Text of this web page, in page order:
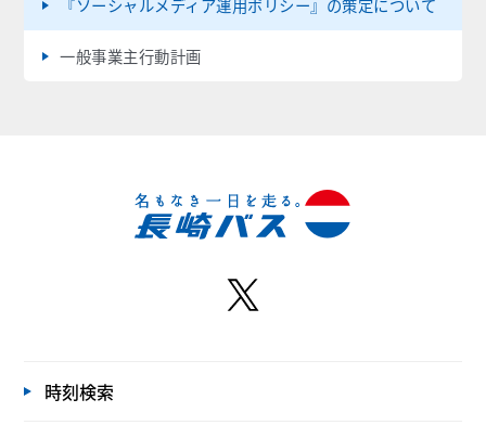
『ソーシャルメディア運用ポリシー』の策定について
一般事業主行動計画
時刻検索